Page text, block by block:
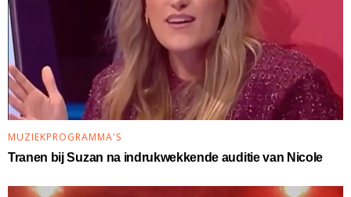
MUZIEKPROGRAMMA'S
Tranen bij Suzan na indrukwekkende auditie van Nicole